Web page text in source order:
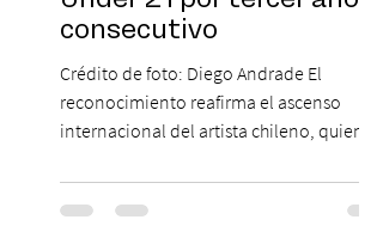
consecutivo
Crédito de foto: Diego Andrade El
reconocimiento reafirma el ascenso
internacional del artista chileno, quien
en la escena global. MIAMI, FL (3 de agosto
de 2026) — FloyyMenor ha sido